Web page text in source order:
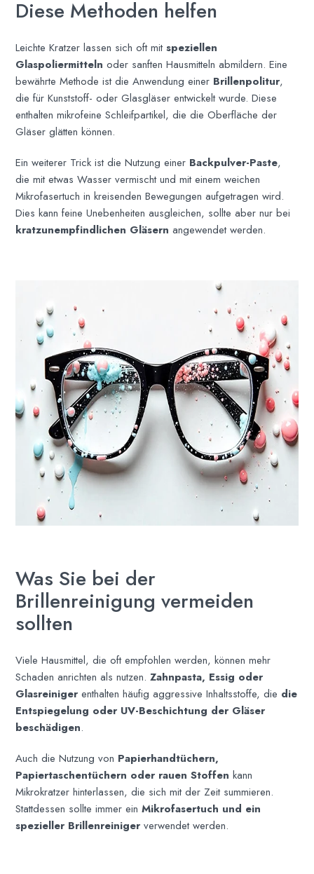
Diese Methoden helfen
Leichte Kratzer lassen sich oft mitspeziellen
Glaspoliermitteln oder sanften Hausmitteln abmildern. Eine
bewährte Methode ist die Anwendung einer Brillenpolitur,
die für Kunststoff- oder Glasgläser entwickelt wurde. Diese
enthalten mikrofeine Schleifpartikel, die die Oberfläche der
Gläser glätten können.
Ein weiterer Trick ist die Nutzung einer Backpulver-Paste,
die mit etwas Wasser vermischt und mit einem weichen
Mikrofasertuch in kreisenden Bewegungen aufgetragen wird.
Dies kann feine Unebenheiten ausgleichen, sollte aber nur bei
kratzunempfindlichen Gläsern angewendet werden.
Was Sie bei der
Brillenreinigung vermeiden
sollten
Viele Hausmittel, die oft empfohlen werden, können mehr
Schaden anrichten als nutzen.Zahnpasta, Essig oder
Glasreiniger enthalten häufig aggressive Inhaltsstoffe, die die
Entspiegelung oder UV-Beschichtung der Gläser
beschädigen.
Auch die Nutzung von Papierhandtüchern,
Papiertaschentüchern oder rauen Stoffen kann
Mikrokratzer hinterlassen, die sich mit der Zeit summieren.
Stattdessen sollte immer einMikrofasertuch und ein
spezieller Brillenreiniger verwendet werden.